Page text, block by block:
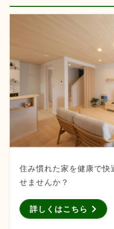
住み慣れた家を健康で快
せませんか？
詳しくはこちら